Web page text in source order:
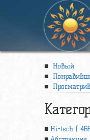
Новый
Hi-tech (